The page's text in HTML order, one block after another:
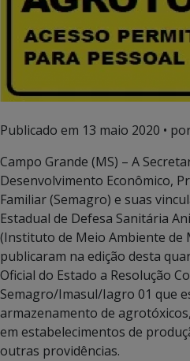
Publicado em 13 maio 2020 •
Campo Grande (MS) – A
Desenvolvimento Econômico,
Familiar (Semagro) e suas
Estadual de Defesa Sanitária
(Instituto de Meio Ambiente de
publicaram na edição desta
Oficial do Estado a Resolução
Semagro/Imasul/Iagro 01 que
armazenamento de
em estabelecimentos de
outras providências.